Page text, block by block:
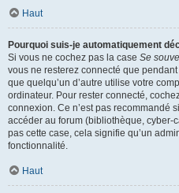
Haut
Pourquoi suis-je automatiquement
Si vous ne cochez pas la case Se
vous ne resterez connecté que
que quelqu’un d’autre utilise votre
ordinateur. Pour rester connecté,
connexion. Ce n’est pas recommandé
accéder au forum (bibliothèque, cyber-
pas cette case, cela signifie qu’un
fonctionnalité.
Haut